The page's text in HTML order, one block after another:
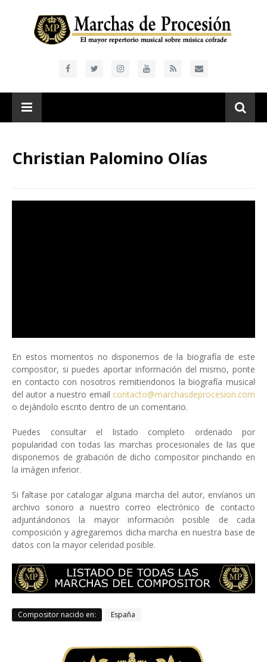
Christian Palomino Olías
En estos momentos no disponemos de la biografía de este
compositor, si puedes aportar información del mismo, ponte
en contacto con nosotros remitiendonos la biografía musical
del autor a nuestro email contacto@marchasdeprocesion.com
o dejándolo escrito dentro de un comentario.
Puedes consultar el listado completo ordenado por
popularidad con todas las marchas procesionales de las que
disponemos de grabación de dicho compositor pinchando en
la imágen inferior.
Si faltase por catalogar alguna marcha del autor, envíanos un
archivo sonoro a nuestro correo electrónico de contacto
adjuntándonos la mayor información posible de cada
composición y agregaremos dicha marcha en nuestra base de
datos con la mayor celeridad posible.
Compositor nacido en: España